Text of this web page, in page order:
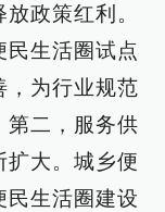
政策红利。
民生活圈试点
，为行业规范
第二，服务供
扩大。城乡便
民生活圈建设